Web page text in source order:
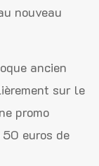
nouveau
ancien
sur le
promo
50 euros de